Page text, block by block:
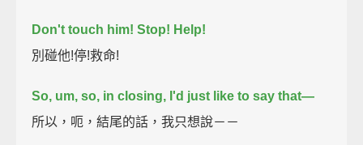
Don't touch him! Stop! Help!
別碰他!停!救命!
So, um, so, in closing, I'd just like to say that—
所以，呃，結尾的話，我只想說－－